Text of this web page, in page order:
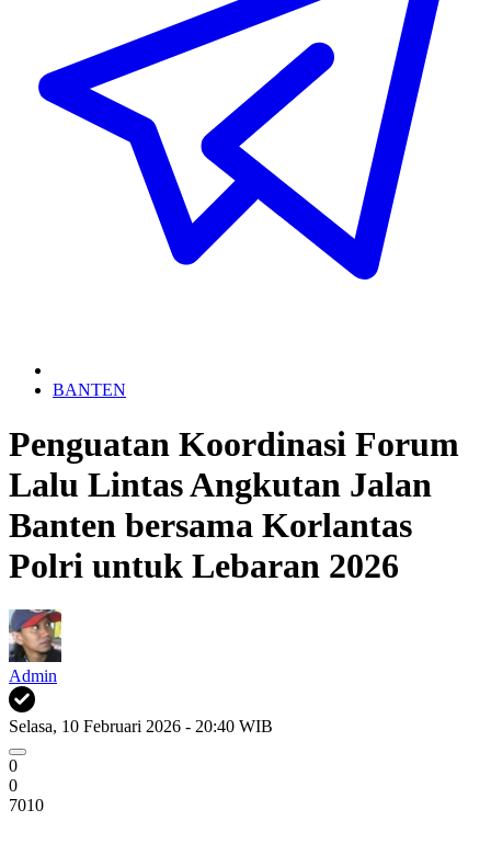
BANTEN
Penguatan Koordinasi Forum
Lalu Lintas Angkutan Jalan
Banten bersama Korlantas
Polri untuk Lebaran 2026
Admin
Selasa, 10 Februari 2026 - 20:40 WIB
0
0
7010